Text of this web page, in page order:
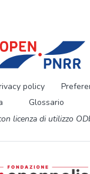
policy
Glossario
licenza di utilizzo